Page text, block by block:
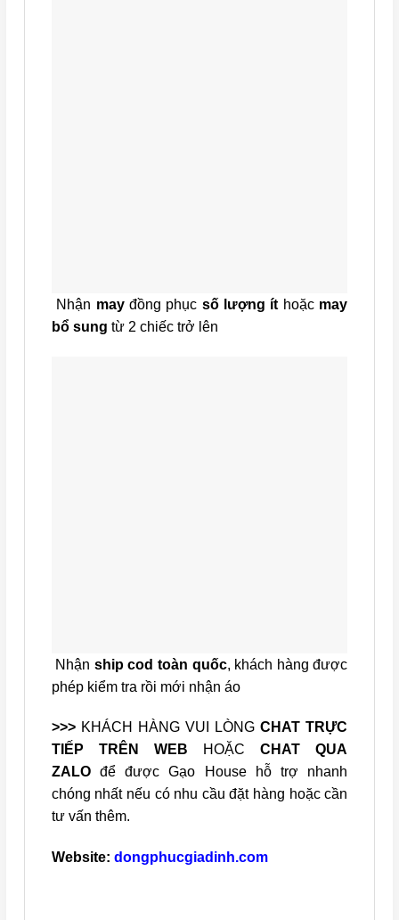
Nhận mayđồng phục số lượng ít hoặc may
bổ sung từ 2 chiếc trở lên
Nhận ship cod toàn quốc, khách hàng được
phép kiểm tra rồi mới nhận áo
>>>KHÁCH HÀNG VUI LÒNGCHAT TRỰC
TIẾP TRÊN WEB HOẶC CHAT QUA
ZALOđể được Gạo House hỗ trợ nhanh
chóng nhất nếu có nhu cầu đặt hàng hoặc cần
tư vấn thêm.
Website: dongphucgiadinh.com